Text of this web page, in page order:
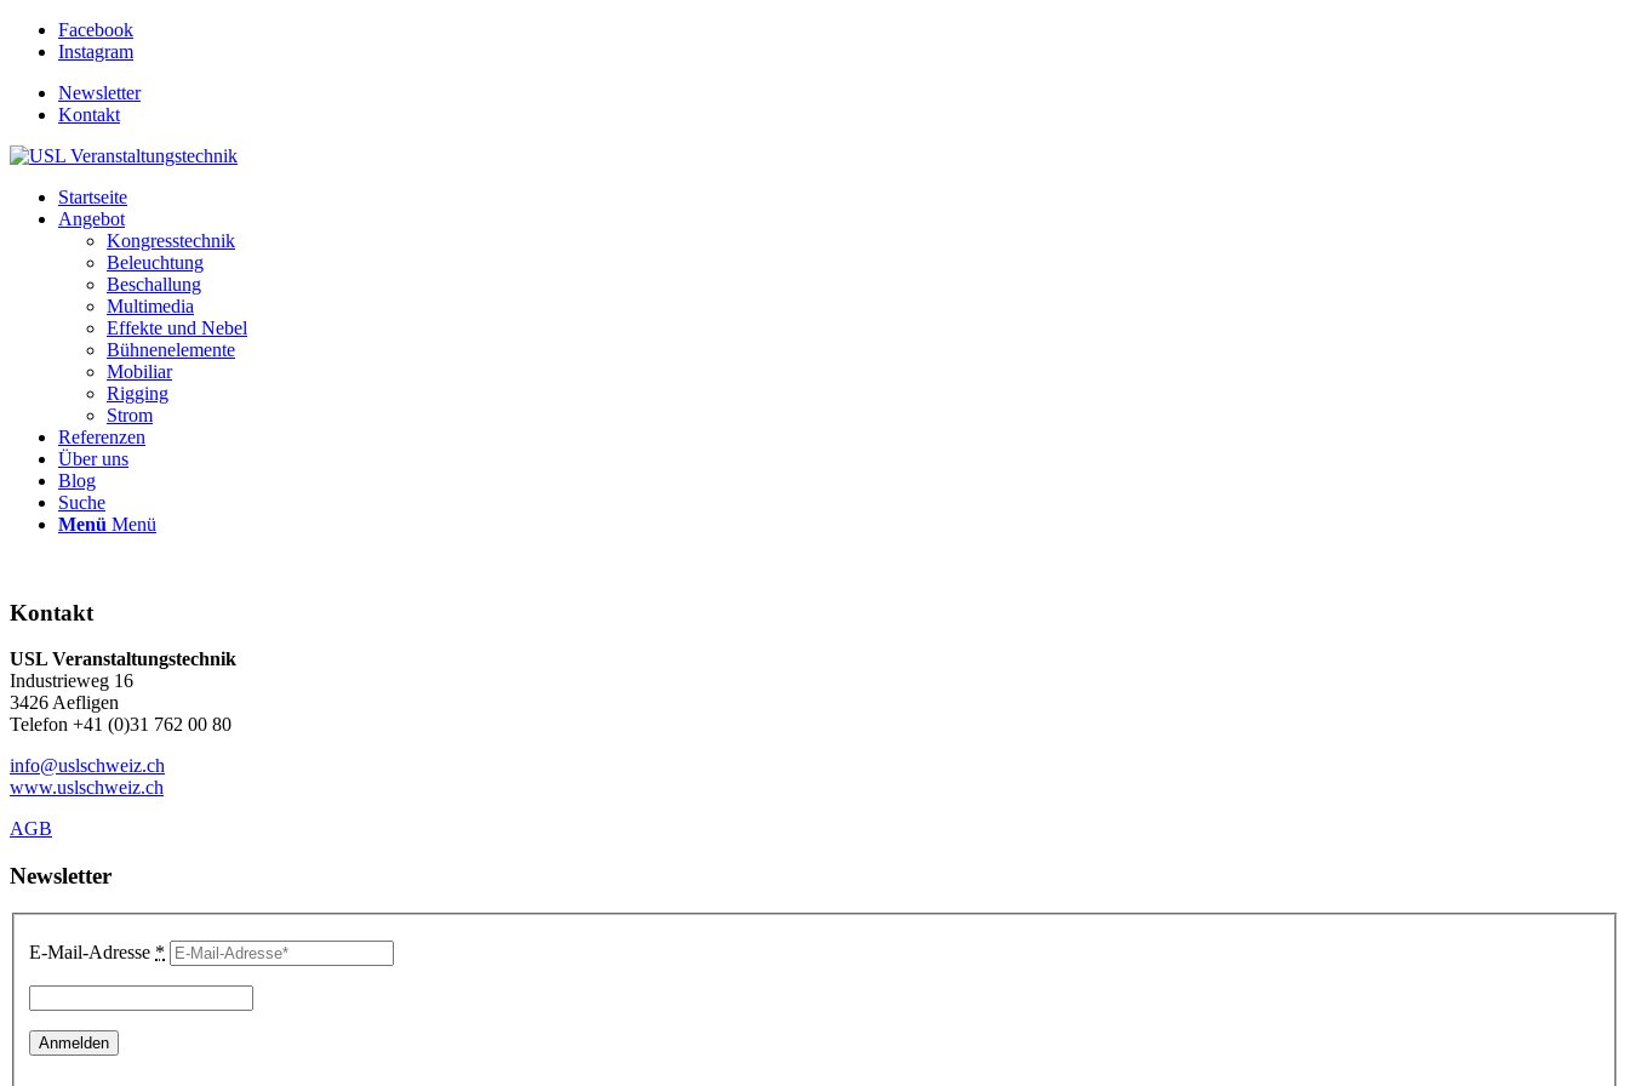
Facebook
Instagram
Newsletter
Kontakt
Startseite
Angebot
Kongresstechnik
Beleuchtung
Beschallung
Multimedia
Effekte und Nebel
Bühnenelemente
Mobiliar
Rigging
Strom
Referenzen
Über uns
Blog
Suche
Menü Menü
Kontakt
USL Veranstaltungstechnik
Industrieweg 16
3426 Aefligen
Telefon +41 (0)31 762 00 80
info@uslschweiz.ch
www.uslschweiz.ch
AGB
Newsletter
E-Mail-Adresse *